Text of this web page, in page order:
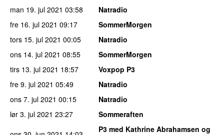
man 19. jul 2021 03:58
Natradio
fre 16. jul 2021 09:17
SommerMorgen
tors 15. jul 2021 00:05
Natradio
ons 14. jul 2021 08:55
SommerMorgen
tirs 13. jul 2021 18:57
Voxpop P3
fre 9. jul 2021 05:49
Natradio
ons 7. jul 2021 00:15
Natradio
lør 3. jul 2021 23:27
Sommeraften
P3 med Kathrine Abrahamsen og